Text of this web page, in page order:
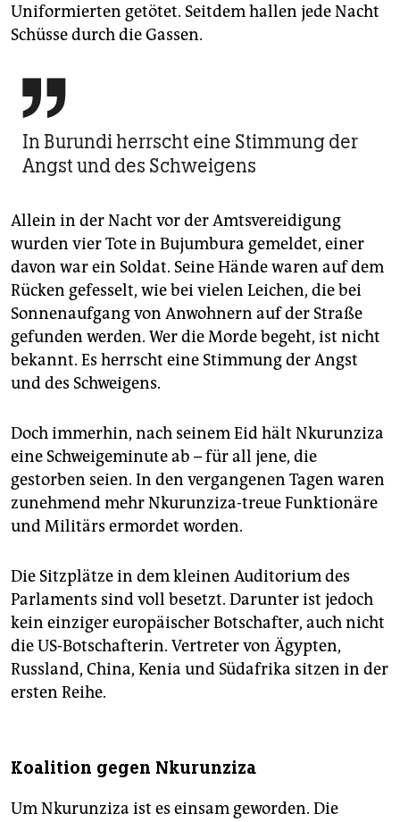
Uniformierten getötet. Seitdem hallen jede Nacht
Schüsse durch die Gassen.

In Burundi herrscht eine Stimmung der
Angst und des Schweigens
Allein in der Nacht vor der Amtsvereidigung
wurden vier Tote in Bujumbura gemeldet, einer
davon war ein Soldat. Seine Hände waren auf dem
Rücken gefesselt, wie bei vielen Leichen, die bei
Sonnenaufgang von Anwohnern auf der Straße
gefunden werden. Wer die Morde begeht, ist nicht
bekannt. Es herrscht eine Stimmung der Angst
und des Schweigens.
Doch immerhin, nach seinem Eid hält Nkurunziza
eine Schweigeminute ab – für all jene, die
gestorben seien. In den vergangenen Tagen waren
zunehmend mehr Nkurunziza-treue Funktionäre
und Militärs ermordet worden.
Die Sitzplätze in dem kleinen Auditorium des
Parlaments sind voll besetzt. Darunter ist jedoch
kein einziger europäischer Botschafter, auch nicht
die US-Botschafterin. Vertreter von Ägypten,
Russland, China, Kenia und Südafrika sitzen in der
ersten Reihe.
Koalition gegen Nkurunziza
Um Nkurunziza ist es einsam geworden. Die